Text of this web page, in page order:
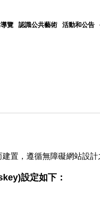
覽 認識公共藝術 活動和公告
置，遵循無障礙網站設
設定如下：